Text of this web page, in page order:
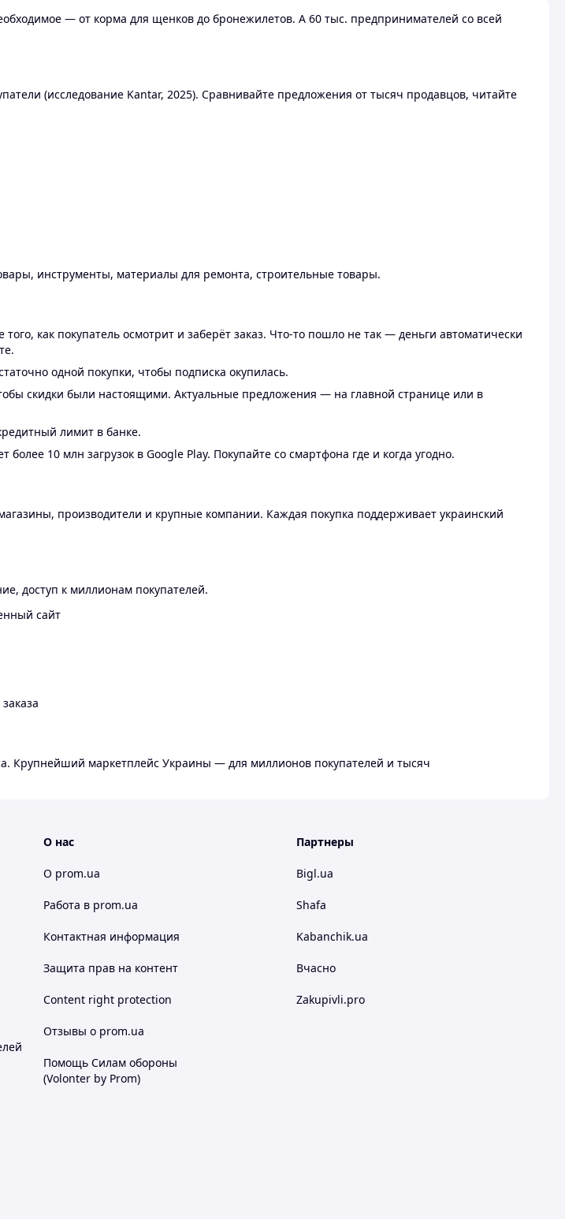
— от корма для щенков до бронежилетов. А 60 тыс. предпринимателей со всей
(исследование Kantar, 2025). Сравнивайте предложения от тысяч продавцов, читайте
инструменты, материалы для ремонта, строительные товары.
как покупатель осмотрит и заберёт заказ. Что-то пошло не так — деньги автоматически
одной покупки, чтобы подписка окупилась.
скидки были настоящими. Актуальные предложения — на главной странице или в
лимит в банке.
10 млн загрузок в Google Play. Покупайте со смартфона где и когда угодно.
производители и крупные компании. Каждая покупка поддерживает украинский
доступ к миллионам покупателей.
сайт
Крупнейший маркетплейс Украины — для миллионов покупателей и тысяч
О нас
О prom.ua
Работа в prom.ua
Контактная информация
Защита прав на контент
Content right protection
Отзывы о prom.ua
Помощь Силам обороны
(Volonter by Prom)
Партнеры
Bigl.ua
Shafa
Kabanchik.ua
Вчасно
Zakupivli.pro